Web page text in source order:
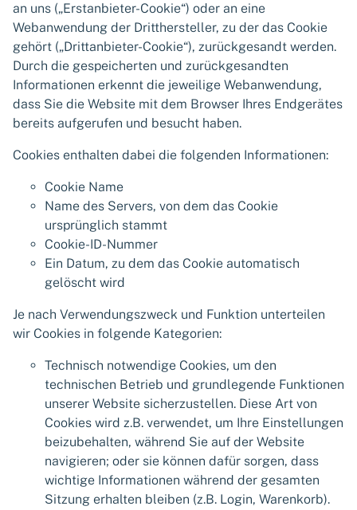
an uns („Erstanbieter-Cookie“) oder an eine
Webanwendung der Dritthersteller, zu der das Cookie
gehört („Drittanbieter-Cookie“), zurückgesandt werden.
Durch die gespeicherten und zurückgesandten
Informationen erkennt die jeweilige Webanwendung,
dass Sie die Website mit dem Browser Ihres Endgerätes
bereits aufgerufen und besucht haben.
Cookies enthalten dabei die folgenden Informationen:
Cookie Name
Name des Servers, von dem das Cookie
ursprünglich stammt
Cookie-ID-Nummer
Ein Datum, zu dem das Cookie automatisch
gelöscht wird
Je nach Verwendungszweck und Funktion unterteilen
wir Cookies in folgende Kategorien:
Technisch notwendige Cookies, um den
technischen Betrieb und grundlegende Funktionen
unserer Website sicherzustellen. Diese Art von
Cookies wird z.B. verwendet, um Ihre Einstellungen
beizubehalten, während Sie auf der Website
navigieren; oder sie können dafür sorgen, dass
wichtige Informationen während der gesamten
Sitzung erhalten bleiben (z.B. Login, Warenkorb).